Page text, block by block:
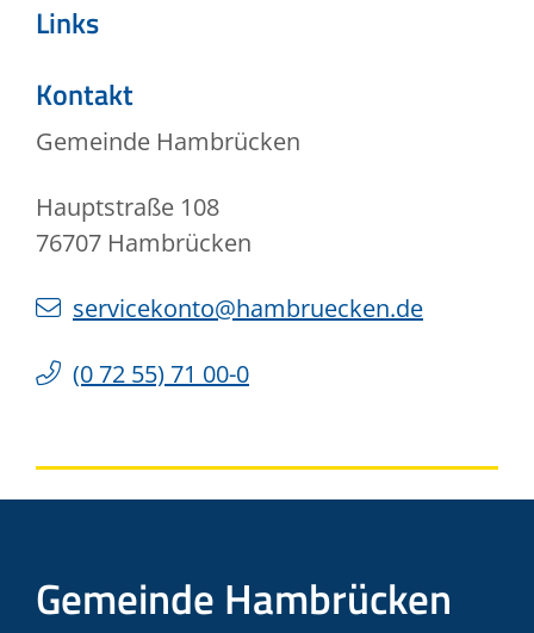
Links
Kontakt
Gemeinde Hambrücken
Hauptstraße 108
76707 Hambrücken
servicekonto@hambruecken.de
(072 55) 71 00-0
Gemeinde Hambrücken